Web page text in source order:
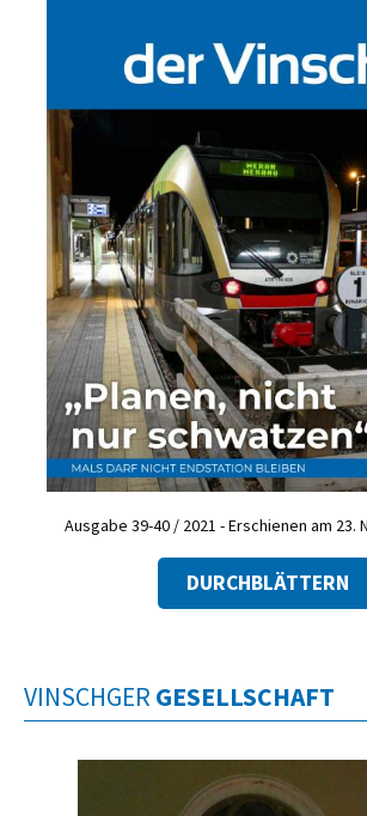
Ausgabe 39-40 / 2021 - Erschienen am 23.
DURCHBLÄTTERN
VINSCHGER GESELLSCHAFT